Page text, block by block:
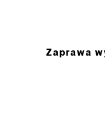
Zaprawa